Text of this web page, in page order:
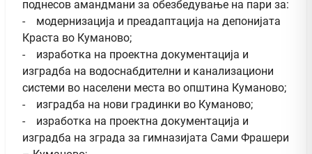
поднесов амандмани за обезбедување на пари за:
- модернизација и преадаптација на депонијата
Краста во Куманово;
- изработка на проектна документација и
изградба на водоснабдителни и канализациони
системи во населени места во општина Куманово;
- изградба на нови градинки во Куманово;
- изработка на проектна документација и
изградба на зграда за гимназијата Сами Фрашери